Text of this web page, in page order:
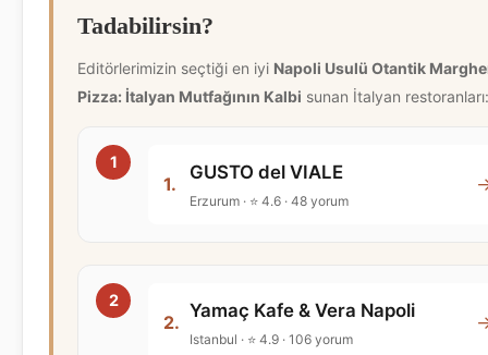
Tadabilirsin?
Editörlerimizin seçtiği en iyi Napoli Usulü Otantik
Pizza: İtalyan Mutfağının Kalbi sunan İtalyan restoranları:
1.
GUSTO del VIALE
Erzurum · ⭐ 4.6 · 48 yorum
2.
Yamaç Kafe & Vera Napoli
Istanbul · ⭐ 4.9 · 106 yorum